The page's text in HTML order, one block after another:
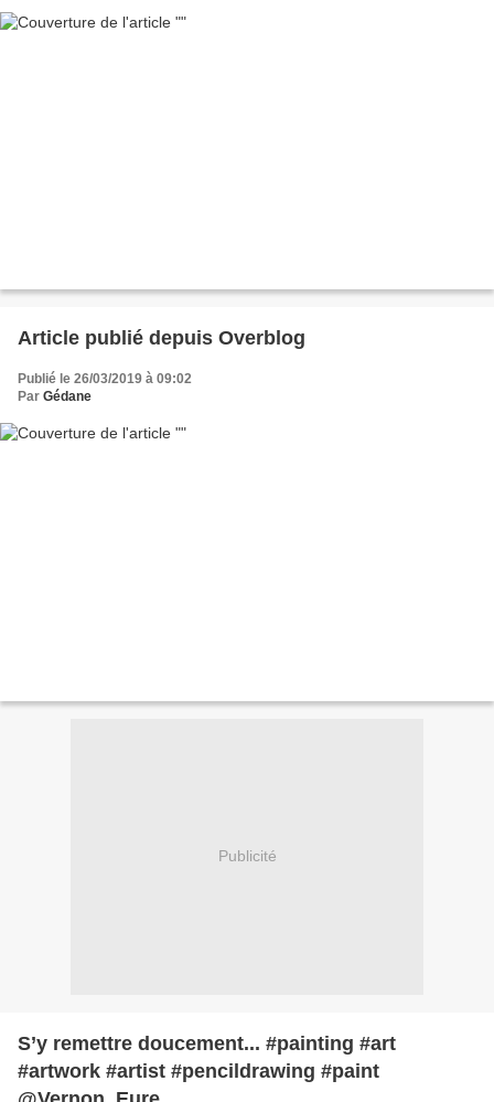
Article publié depuis Overblog
Publié le 26/03/2019 à 09:02
Par Gédane
Publicité
S’y remettre doucement... #painting #art
#artwork #artist #pencildrawing #paint